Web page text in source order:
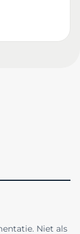
Niet als